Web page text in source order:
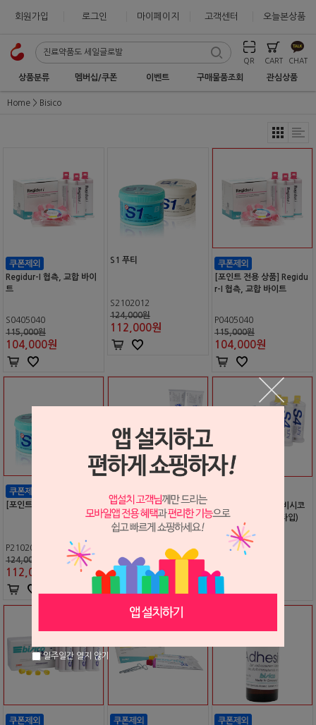
회원가입 로그인 마이페이지 고객센터 오늘본상품
QR CART CHAT
상품분류 멤버십/쿠폰 이벤트 구매물품조회 관심상품
Home Bisico
Regidur-I 협측, 교합 바이
트
S0405040
115,000원
104,000원
S1 푸티
S2102012
124,000원
112,000원
[포인트 전용 상품] Regidu
r-I 협측, 교합 바이트
P0405040
115,000원
104,000원
[포인트 전용 상품] S1 푸티
P2102012
124,000원
112,000
[포인트 전용 상품] 비시코
라이트바디 S4 (튜브)
70,000원
63,000 원
[포인트 전용 상품] 비시코
라이트바디 S4i (건타입)
P0306076
67,000
일주일간 열지 않기